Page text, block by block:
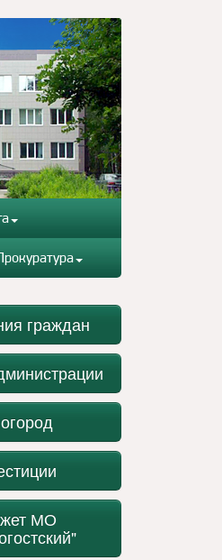
граждан
МО